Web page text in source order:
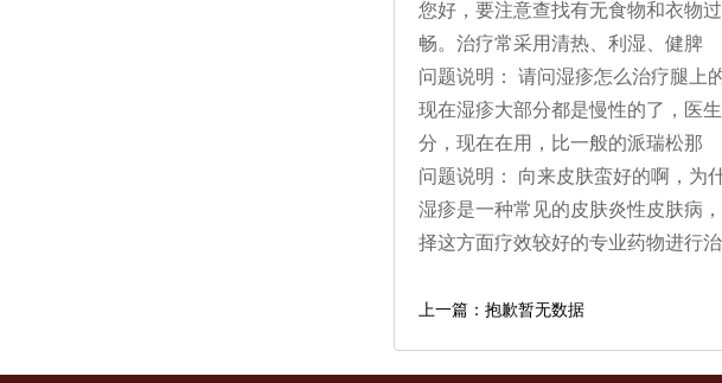
您好，要注意查找有无食物和衣物
畅。治疗常采用清热、利湿、健脾
问题说明： 请问湿疹怎么治疗腿上
现在湿疹大部分都是慢性的了，医
分，现在在用，比一般的派瑞松那
问题说明： 向来皮肤蛮好的啊，为
湿疹是一种常见的皮肤炎性皮肤病
择这方面疗效较好的专业药物进行治
上一篇：抱歉暂无数据